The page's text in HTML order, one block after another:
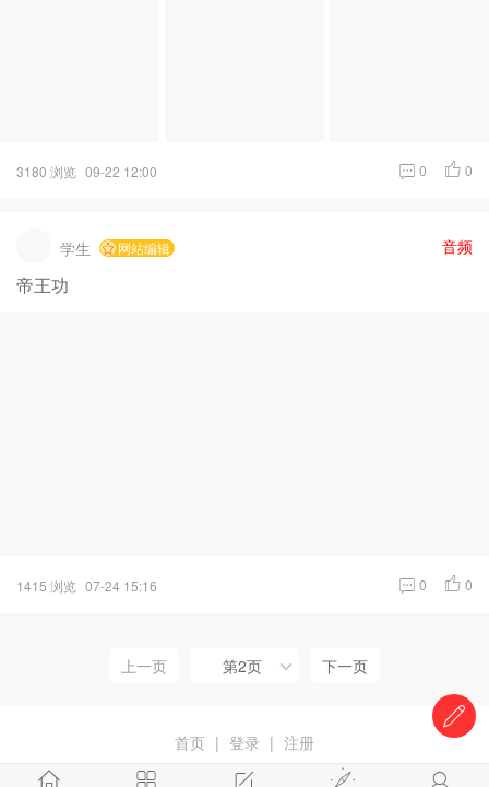
3180 浏览 09-22 12:00 0 0
学生 网站编辑 音频
帝王功
1415 浏览 07-24 15:16 0 0
上一页 第2页 下一页
首页 | 登录 | 注册